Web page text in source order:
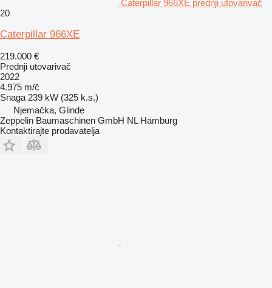
Caterpillar 966XE prednji utovarivač
20
Caterpillar 966XE
219.000 €
Prednji utovarivač
2022
4.975 m/č
Snaga 239 kW (325 k.s.)
Njemačka, Glinde
Zeppelin Baumaschinen GmbH NL Hamburg
Kontaktirajte prodavatelja